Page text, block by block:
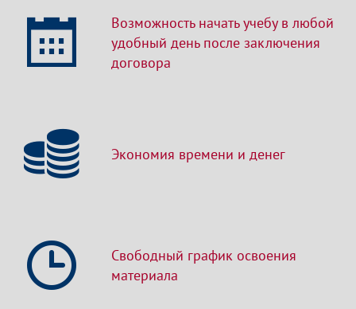
Возможность начать учебу в любой
удобный день после заключения
договора
Экономия времени и денег
Свободный график освоения
материала